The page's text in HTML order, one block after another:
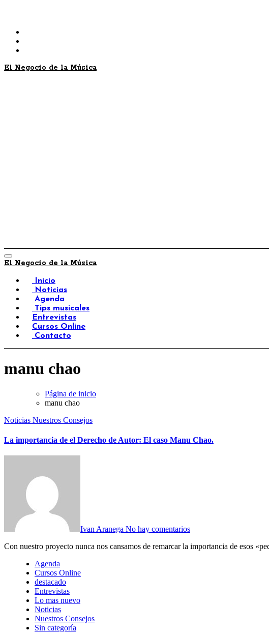
El Negocio de la Música
El Negocio de la Música
Inicio
Noticias
Agenda
Tips musicales
Entrevistas
Cursos Online
Contacto
manu chao
Página de inicio
manu chao
Noticias Nuestros Consejos
La importancia de el Derecho de Autor: El caso Manu Chao.
Ivan Aranega No hay comentarios
Con nuestro proyecto nunca nos cansamos de remarcar la importancia de esos
Agenda
Cursos Online
destacado
Entrevistas
Lo mas nuevo
Noticias
Nuestros Consejos
Sin categoría